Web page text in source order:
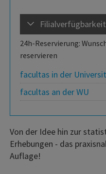
Filialverfügbarkeit
24h-Reservierung:
reservieren
facultas in der
facultas an der WU
Von der Idee hin zur
Erhebungen - das
Auflage!